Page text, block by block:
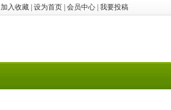
加入收藏 设为首页 会员中心 我要投稿